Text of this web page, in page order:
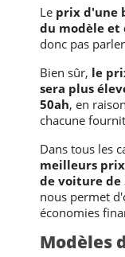
Le prix d'une
du modèle et
donc pas
Bien sûr, le
sera plus
50ah, en
chacune
Dans tous les
meilleurs
de voiture de
nous permet
économies
Modèles